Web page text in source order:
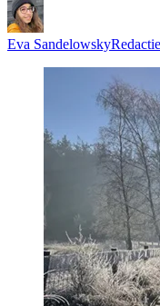
Eva Sandelowsky